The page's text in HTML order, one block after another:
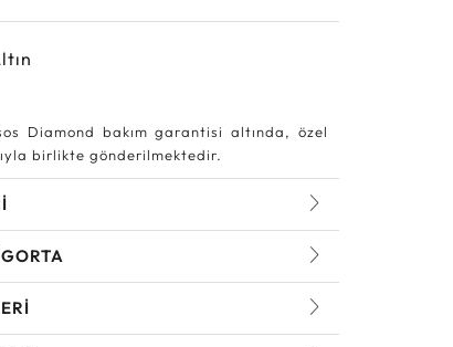
Diamond bakım garantisi altında, özel
birlikte gönderilmektedir.